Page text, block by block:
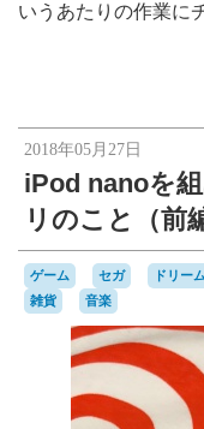
いうあたりの作業に
2018年05月27日
iPod nanoを
リのこと（前
ゲーム セガ ドリー
雑貨
音楽